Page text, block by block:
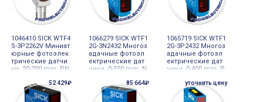
1046410 SICK WTF4
S-3P2262V Миниат
юрные фотоэлек
трические датчи
ки, 20-200 mm, PN
1066279 SICK WTF1
2G-3N2432 Многоз
адачные фотоэл
ектрические дат
чики, 0-550 mm, N
1065719 SICK WTF1
2G-3P2432 Многоз
адачные фотоэл
ектрические дат
чики, 0-400 mm, P
52 429₽ 85 664₽ уточнить цену